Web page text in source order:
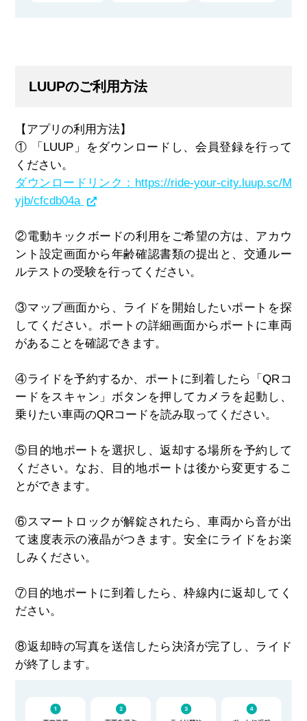
LUUPのご利用方法
【アプリの利用方法】
①
「 LUUP 」をダウンロードし、会員登録を行って
ください。
ダウンロードリンク： https://ride-your-city.luup.sc/M
yjb/cfcdb04a
②電動キックボードの利用をご希望の方は、アカウ
ント設定画面から年齢確認書類の提出と、交通ルー
ルテストの受験を行ってください。
③マップ画面から、ライドを開始したいポートを探
してください。ポートの詳細画面からポートに車両
があることを確認できます。
④ライドを予約するか、ポートに到着したら「QRコ
ードをスキャン」ボタンを押してカメラを起動し、
乗りたい車両のQRコードを読み取ってください。
⑤ 目的地ポートを選択し、返却する場所を予約して
ください。なお、目的地ポートは後から変更するこ
とができます。
⑥スマートロックが解錠されたら、車両から音が出
て速度表示の液晶がつきます。安全にライドをお楽
しみください。
⑦ 目的地ポートに到着したら、枠線内に返却してく
ださい。
⑧返却時の写真を送信したら決済が完了し、ライド
が終了します。